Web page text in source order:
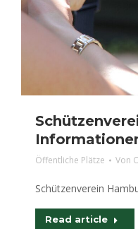
Öffentliche Plätze Von
Schützenverein
Read article